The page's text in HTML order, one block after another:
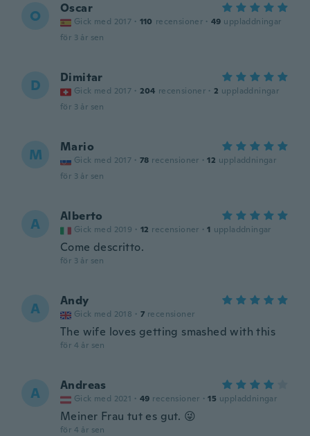
O Oscar
Gick med 2017 · 110 recensioner · 49 uppladdningar
för 3 år sen
D Dimitar
Gick med 2017 · 204 recensioner · 2 uppladdningar
för 3 år sen
M Mario
Gick med 2017 · 78 recensioner · 12 uppladdningar
för 3 år sen
A Alberto
Gick med 2019 · 12 recensioner · 1 uppladdningar
Come descritto.
för 3 år sen
A Andy
Gick med 2018 · 7 recensioner
The wife loves getting smashed with this
för 4 år sen
A Andreas
Gick med 2021 · 49 recensioner · 15 uppladdningar
Meiner Frau tut es gut. 😜
för 4 år sen